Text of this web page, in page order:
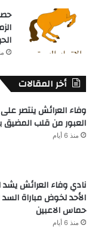
أخر المقالات
وفاء العرائش ينتصر
العبور من قلب المضيق
منذ 6 أيام
نادي وفاء العرائش يشد
الأحد لخوض مباراة السد
حماس الاعبين
منذ 6 أيام